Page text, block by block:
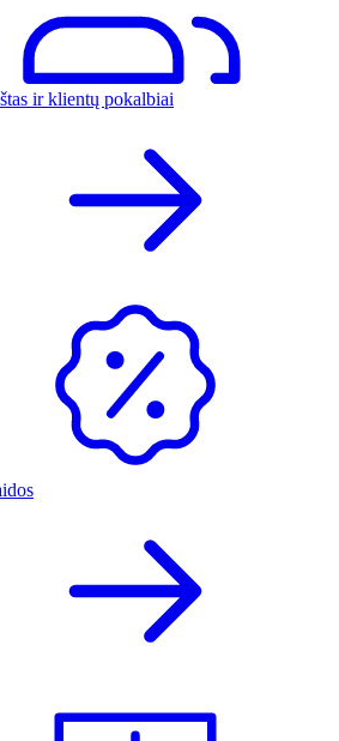
ir klientų pokalbiai